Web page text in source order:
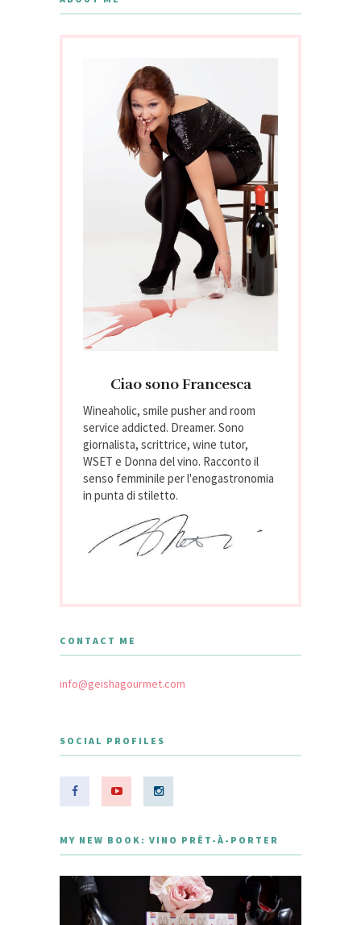
Ciao sono Francesca
Wineaholic, smile pusher and room
service addicted. Dreamer. Sono
giornalista, scrittrice, wine tutor,
WSET e Donna del vino. Racconto il
senso femminile per l'enogastronomia
in punta di stiletto.
CONTACT ME
info@geishagourmet.com
SOCIAL PROFILES
MY NEW BOOK: VINO PRÊT-À-PORTER